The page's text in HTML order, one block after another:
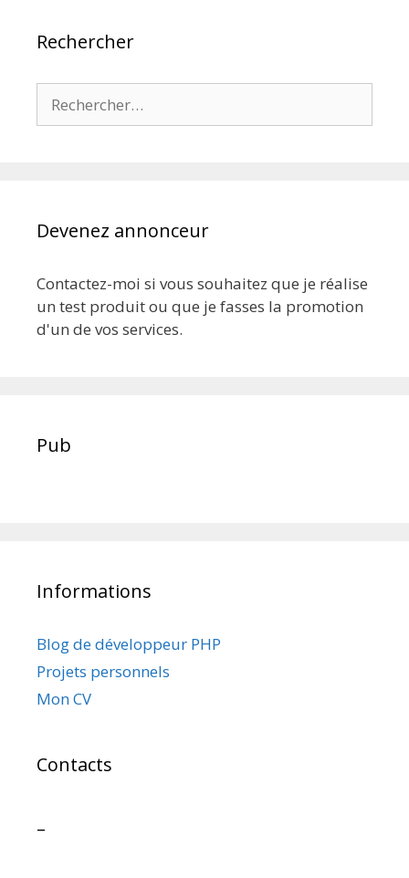
Rechercher
Devenez annonceur
Contactez-moi si vous souhaitez que je réalise
un test produit ou que je fasses la promotion
d'un de vos services.
Pub
Informations
Blog de développeur PHP
Projets personnels
Mon CV
Contacts
–